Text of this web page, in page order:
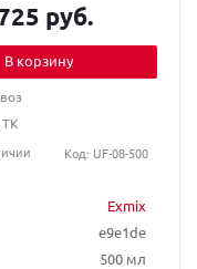
Exmix
e9e1de
500 мл
руб.
В корзину
ТК
Код: UF-08-500